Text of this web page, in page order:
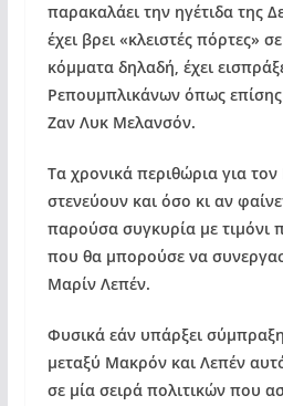
παρακαλάει την ηγέτιδα της
έχει βρει «κλειστές πόρτες»
κόμματα δηλαδή, έχει
Ρεπουμπλικάνων όπως επίσης
Ζαν Λυκ Μελανσόν.
Τα χρονικά περιθώρια για
στενεύουν και όσο κι αν
παρούσα συγκυρία με τιμόνι
που θα μπορούσε να
Μαρίν Λεπέν.
Φυσικά εάν υπάρξει
μεταξύ Μακρόν και Λεπέν
σε μία σειρά πολιτικών που